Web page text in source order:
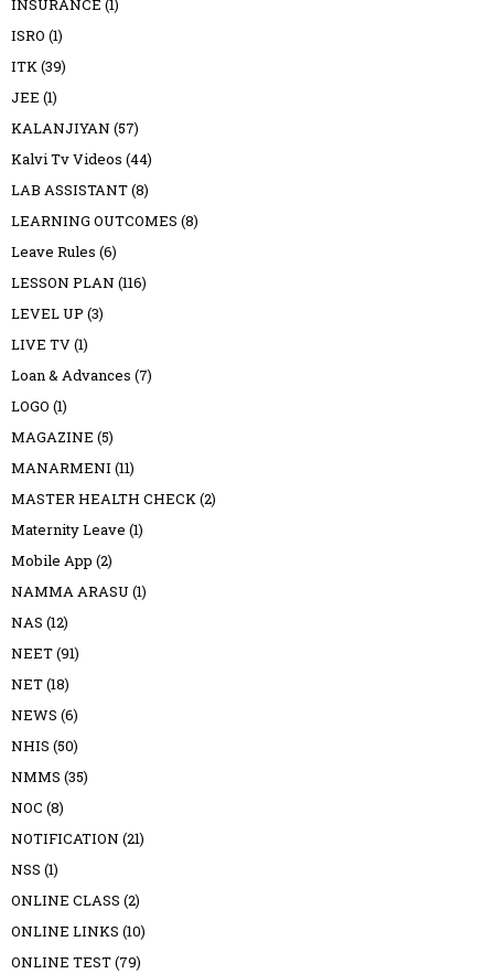
INSURANCE (1)
ISRO (1)
ITK(39)
JEE (1)
KALANJIYAN (57)
Kalvi Tv Videos (44)
LAB ASSISTANT(8)
LEARNING OUTCOMES (8)
Leave Rules (6)
LESSON PLAN (116)
LEVEL UP (3)
LIVE TV(1)
Loan & Advances (7)
LOGO (1)
MAGAZINE (5)
MANARMENI (11)
MASTER HEALTH CHECK(2)
Maternity Leave (1)
Mobile App (2)
NAMMA ARASU (1)
NAS (12)
NEET(91)
NET(18)
NEWS (6)
NHIS (50)
NMMS (35)
NOC (8)
NOTIFICATION (21)
NSS (1)
ONLINE CLASS (2)
ONLINE LINKS (10)
ONLINE TEST(79)